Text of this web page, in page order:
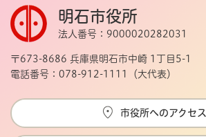
明石市役所
法人番号：9000020282031
〒673-8686 兵庫県明石市中崎 1丁目5-1
電話番号：078-912-1111（大代表）
市役所へのアクセス